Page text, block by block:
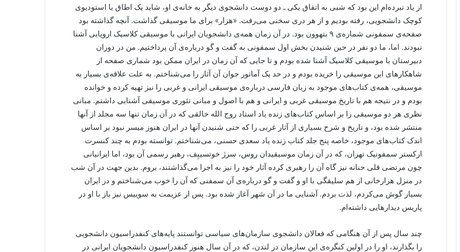
از یاد نبرده‌ام این بود که شبی به اتفاق یکی ـ دو دوست دانشجوی دیگر به خانه‌ی او، شاید یک اطاق یا استودیوی
کوچک دانشجویی، رفته بودیم و از هر دری سخنی می‌رفت. «هزار» برای ما موسیقی گذاشت. آنچه گذاشته بود
صفحه‌ی سمفونی شماره‌ی ۹ بتهوون بود. در آن زمان همه‌ی دانشجویان ایرانی با موسیقی کلاسیک اروپایی آشنا
نبودند. اما، ما دو نفر در حین شنیدن بخش اول سمفونی به گفت و گو درباره‌ی آن پرداختیم. من در دوران
دبیرستان با موسیقی کلاسیک آشنا شده بودم و تا جایی که آن زمان در ایران ممکن بود شماری صفحه از
شاهکارهای این موسیقی را خریده بودم و در حد یک آماتور جوان آن آثار را می‌شناختم. به علت علاقه‌ی بسیار به
موسیقی، همه‌ی کتاب‌های موجود به زبان فارسی درباره‌ی موسیقی ایرانی و غربی را نیز تهیه کرده و خوانده
بودم و در نتیجه هم با تاریخ موسیقی غربی و ایرانی و هم با اصول و مبانی تئوری موسیقی آشنایی داشتم. مبانی
نظری هر دو موسیقی را بر اساس کتاب‌های زنده یاد استاد روح الله خالقی که در آن زمان تنها سه مجلد از آنها
منتشر شده بود، و تاریخ و شرح بسیاری از آثار غربی را که حتی شنیدن آنها در ایران هنوز میسر نبود بر اساس
اندک کتاب‌های موجود، خاصه پنج جلد کتاب زنده یاد سعدی حسنی، می‌شناختم. توانسته بودم به چند کنسرت
ارکستر سمفونیک تهران، که در آن زمان موسیقیدان روس، سرژ خوتسییِف، رهبر رسمی آن بود، اما ایرانیانی
چون مرتضی قلی حنانه نیز گاه آن را رهبری کرده آثار خود را نیز به اجرا می‌گذاشتند، بروم. بدین جهت در آن شب
در منزل هزارخانی از هم سلیقگی با او و گفت و گو درباره‌ی آن سمفنی که آن را خوب می‌شناختم و در ایران
بسیار گوش می‌کردم، لذت بردم. آشنایی ما در آن شهر آغاز شده بود. پس از عزیمت به سوییس نیز باز با او در
پاریس دیدارهایی داشته‌ام.
چند سال پس از آن هنگامی که فعالان دانشجوی سازمان‌های سیاسی توانستند پایه‌های کنفدراسیون دانشجویی
را بگذارند، او را در اولین کنگره‌ی این سازمان در لندن، که در آن سال هنوز کنفدراسیون دانشجویان ایرانی در